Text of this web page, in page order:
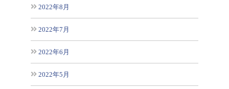
2022年8月
2022年7月
2022年6月
2022年5月